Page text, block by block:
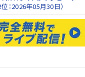
：2026年05月30日）